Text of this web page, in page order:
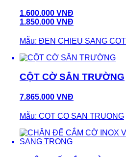
1.600.000 VNĐ
1.850.000 VNĐ
Mẫu: ĐEN CHIEU SANG
CỘT CỜ SÂN TRƯỜNG
7.865.000 VNĐ
Mẫu: COT CO SAN TRUONG